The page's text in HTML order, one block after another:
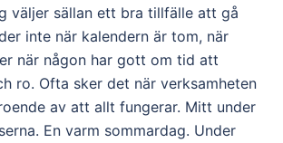
väljer sällan ett bra tillfälle att gå
inte när kalendern är tom, när
när någon har gott om tid att
ro. Ofta sker det när verksamheten
av att allt fungerar. Mitt under
En varm sommardag. Under